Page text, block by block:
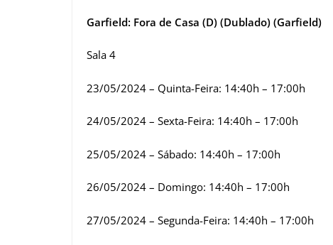
Garfield: Fora de Casa (D) (Dublado) (Garfield)
Sala 4
23/05/2024 – Quinta-Feira: 14:40h – 17:00h
24/05/2024 – Sexta-Feira: 14:40h – 17:00h
25/05/2024 – Sábado: 14:40h – 17:00h
26/05/2024 – Domingo: 14:40h – 17:00h
27/05/2024 – Segunda-Feira: 14:40h – 17:00h